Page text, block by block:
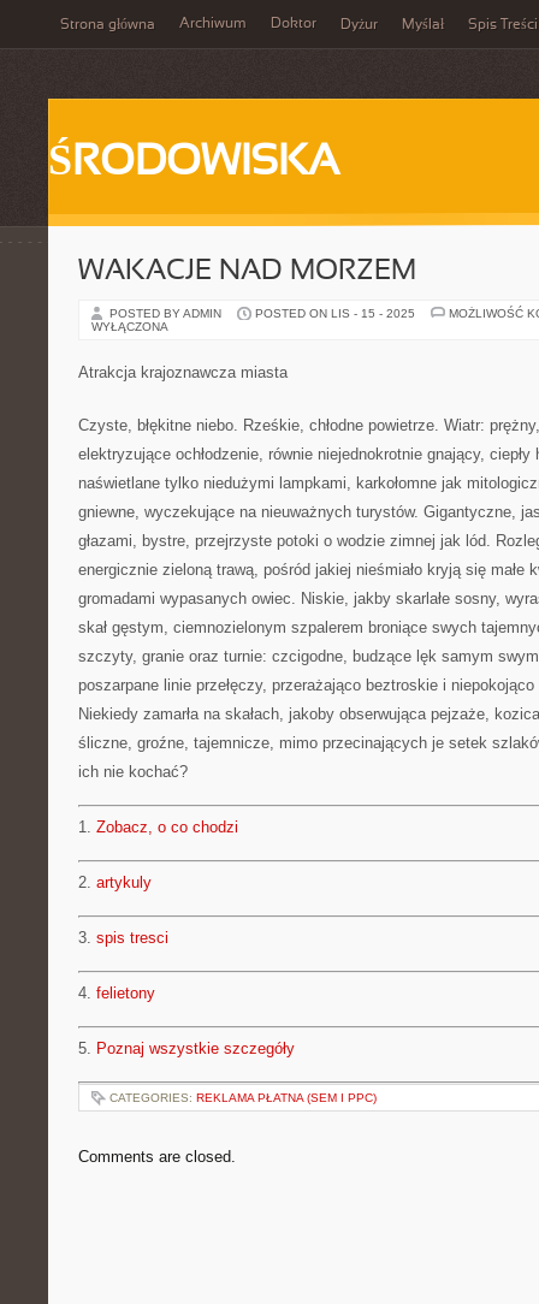
Strona główna Archiwum Doktor Dyżur Myślał Spis Treści
ŚRODOWISKA
WAKACJE NAD MORZEM
POSTED BY ADMIN POSTED ON LIS - 15 - 2025
MOŻLIWOŚĆ
WYŁĄCZONA
Atrakcja krajoznawcza miasta
Czyste, błękitne niebo. Rześkie, chłodne powietrze. Wiatr:
elektryzujące ochłodzenie, równie niejednokrotnie gnający,
naświetlane tylko niedużymi lampkami, karkołomne jak
gniewne, wyczekujące na nieuważnych turystów. Gigantyczne,
głazami, bystre, przejrzyste potoki o wodzie zimnej jak lód.
energicznie zieloną trawą, pośród jakiej nieśmiało kryją się małe
gromadami wypasanych owiec. Niskie, jakby skarlałe sosny,
skał gęstym, ciemnozielonym szpalerem broniące swych
szczyty, granie oraz turnie: czcigodne, budzące lęk samym
poszarpane linie przełęczy, przerażająco beztroskie i niepokojąco
Niekiedy zamarła na skałach, jakoby obserwująca pejzaże,
śliczne, groźne, tajemnicze, mimo przecinających je setek
ich nie kochać?
1. Zobacz, o co chodzi
2. artykuly
3. spis tresci
4. felietony
5. Poznaj wszystkie szczegóły
CATEGORIES: REKLAMA PŁATNA (SEM I PPC)
Comments are closed.